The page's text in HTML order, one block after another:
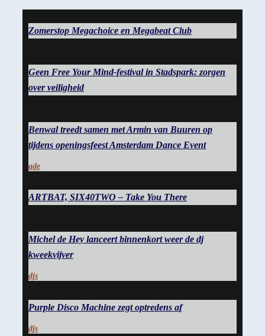
Zomerstop Megachoice en Megabeat Club
Geen Free Your Mind-festival in Stadspark: zorgen
over veiligheid
Benwal treedt samen met Armin van Buuren op
tijdens openingsfeest Amsterdam Dance Event
ade
ARTBAT, SIX40TWO – Take You There
Michel de Hey lanceert binnenkort weer de dj
kweekvijver
djs
Purple Disco Machine zegt optredens af
djs